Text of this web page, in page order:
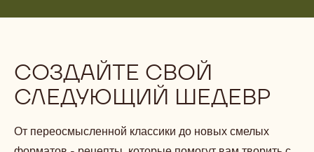
СОЗДАЙТЕ СВОЙ
СЛЕДУЮЩИЙ ШЕДЕВР
От переосмысленной классики до новых смелых